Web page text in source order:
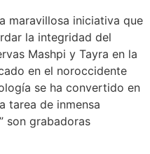
maravillosa iniciativa que
la integridad del
Mashpi y Tayra en la
en el noroccidente
se ha convertido en
tarea de inmensa
son grabadoras